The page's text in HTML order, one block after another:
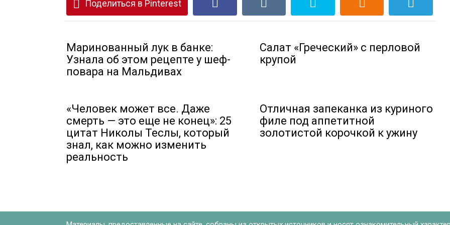
Поделиться в Pinterest
Маринованный лук в банке:
Узнала об этом рецепте у шеф-
повара на Мальдивах
Салат «Греческий» с перловой
крупой
«Человек может все. Даже
смерть — это еще не конец»: 25
цитат Николы Теслы, который
знал, как можно изменить
реальность
Отличная запеканка из куриного
филе под аппетитной
золотистой корочкой к ужину